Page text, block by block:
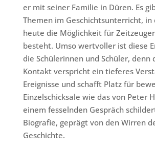
er mit seiner Familie in Düren. Es
Themen im Geschichtsunterricht, in
heute die Möglichkeit für
besteht. Umso wertvoller ist diese
die Schülerinnen und Schüler, denn
Kontakt verspricht ein tieferes
Ereignisse und schafft Platz für
Einzelschicksale wie das von Peter
einem fesselnden Gespräch
Biografie, geprägt von den Wirren
Geschichte.